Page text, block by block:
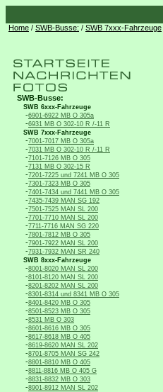
Home / SWB-Busse: / SWB 7xxx-Fahrzeuge
SWB-Busse:
SWB 6xxx-Fahrzeuge
-6901-6922 MB O 305a
-6931 MB O 302-10 R /-11 R
SWB 7xxx-Fahrzeuge
-7001-7017 MB O 305a
-7031 MB O 302-10 R /-11 R
-7101-7126 MB O 305
-7131 MB O 302-15 R
-7201-7225 und 7241 MB O 305
-7301-7323 MB O 305
-7401-7434 und 7441 MB O 305
-7435-7439 MAN SG 192
-7501-7525 MAN SL 200
-7701-7710 MAN SL 200
-7711-7716 MAN SG 220
-7801-7812 MB O 305
-7901-7922 MAN SL 200
-7931-7932 MAN SR 240
SWB 8xxx-Fahrzeuge
-8001-8020 MAN SL 200
-8101-8120 MAN SL 200
-8201-8202 MAN SL 200
-8301-8314 und 8341 MB O 305
-8401-8420 MB O 305
-8501-8523 MB O 305
-8531 MB O 303
-8601-8616 MB O 305
-8617-8618 MB O 405
-8619-8620 MAN SL 202
-8701-8705 MAN SG 242
-8801-8810 MB O 405
-8811-8816 MB O 405 G
-8831-8832 MB O 303
-8901-8912 MAN SL 202